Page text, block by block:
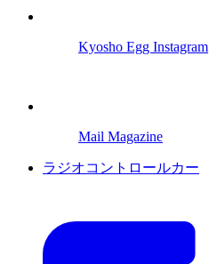
Kyosho Egg Instagram
Mail Magazine
ラジオコントロールカー